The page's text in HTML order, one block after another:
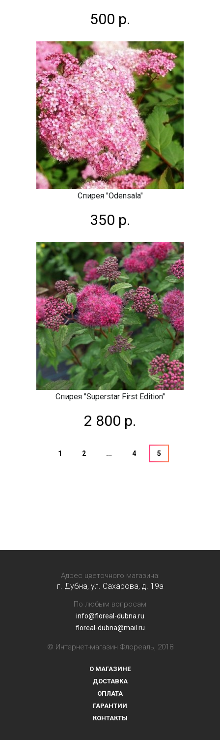
500 р.
Спирея "Odensala"
350 р.
Спирея "Superstar First Edition"
2 800 р.
1 2 ... 4 5
Адрес цветочного магазина:
г. Дубна, ул. Сахарова, д. 19a
По любым вопросам
info@floreal-dubna.ru
floreal-dubna@mail.ru
© Интернет-магазин Флореаль, 2018
О МАГАЗИНЕ
ДОСТАВКА
ОПЛАТА
ГАРАНТИИ
КОНТАКТЫ